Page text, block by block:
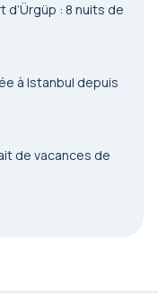
: 8 nuits de
à Istanbul depuis
de vacances de